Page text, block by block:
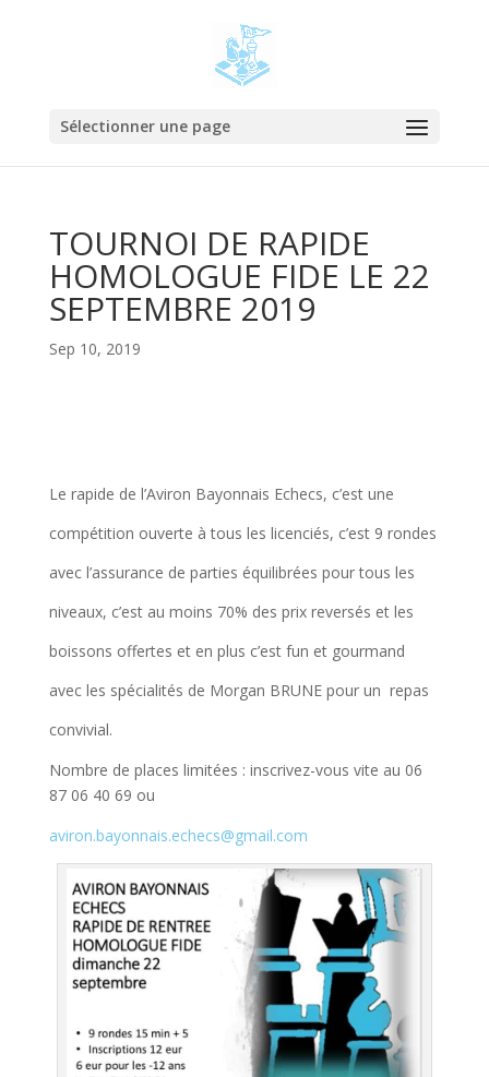
Sélectionner une page
TOURNOI DE RAPIDE
HOMOLOGUE FIDE LE 22
SEPTEMBRE 2019
Sep 10, 2019
Le rapide de l’Aviron Bayonnais Echecs, c’est une
compétition ouverte à tous les licenciés, c’est 9 rondes
avec l’assurance de parties équilibrées pour tous les
niveaux, c’est au moins 70% des prix reversés et les
boissons offertes et en plus c’est fun et gourmand
avec les spécialités de Morgan BRUNE pour un repas
convivial.
Nombre de places limitées : inscrivez-vous vite au 06
87 06 40 69 ou
aviron.bayonnais.echecs@gmail.com